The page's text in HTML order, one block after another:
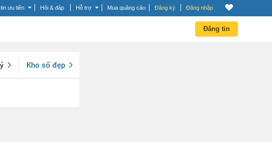
ưu tiên Hỏi & đáp Hỗ trợ Mua quảng cáo Đăng ký Đăng nhập
Đăng tin
Kho số đẹp